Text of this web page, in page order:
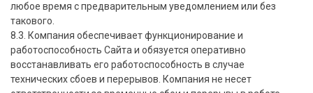
любое время с предварительным уведомлением или без
такового.
8.3. Компания обеспечивает функционирование и
работоспособность Сайта и обязуется оперативно
восстанавливать его работоспособность в случае
технических сбоев и перерывов. Компания не несет